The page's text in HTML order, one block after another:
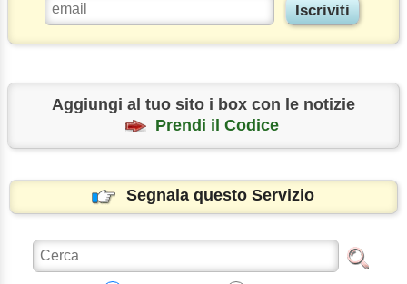
Aggiungi al tuo sito i box con le notizie
Prendi il Codice
Segnala questo Servizio